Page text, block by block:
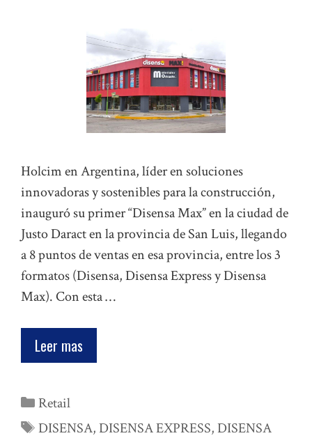
Holcim en Argentina, líder en soluciones
innovadoras y sostenibles para la construcción,
inauguró su primer “Disensa Max” en la ciudad de
Justo Daract en la provincia de San Luis, llegando
a 8 puntos de ventas en esa provincia, entre los 3
formatos (Disensa, Disensa Express y Disensa
Max). Con esta …
Leer mas
Categorías
Retail
Etiquetas
DISENSA,DISENSA EXPRESS,DISENSA